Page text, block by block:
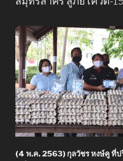
(4 พ.ค. 2563) กุลวัชร หงษ์คู ที่